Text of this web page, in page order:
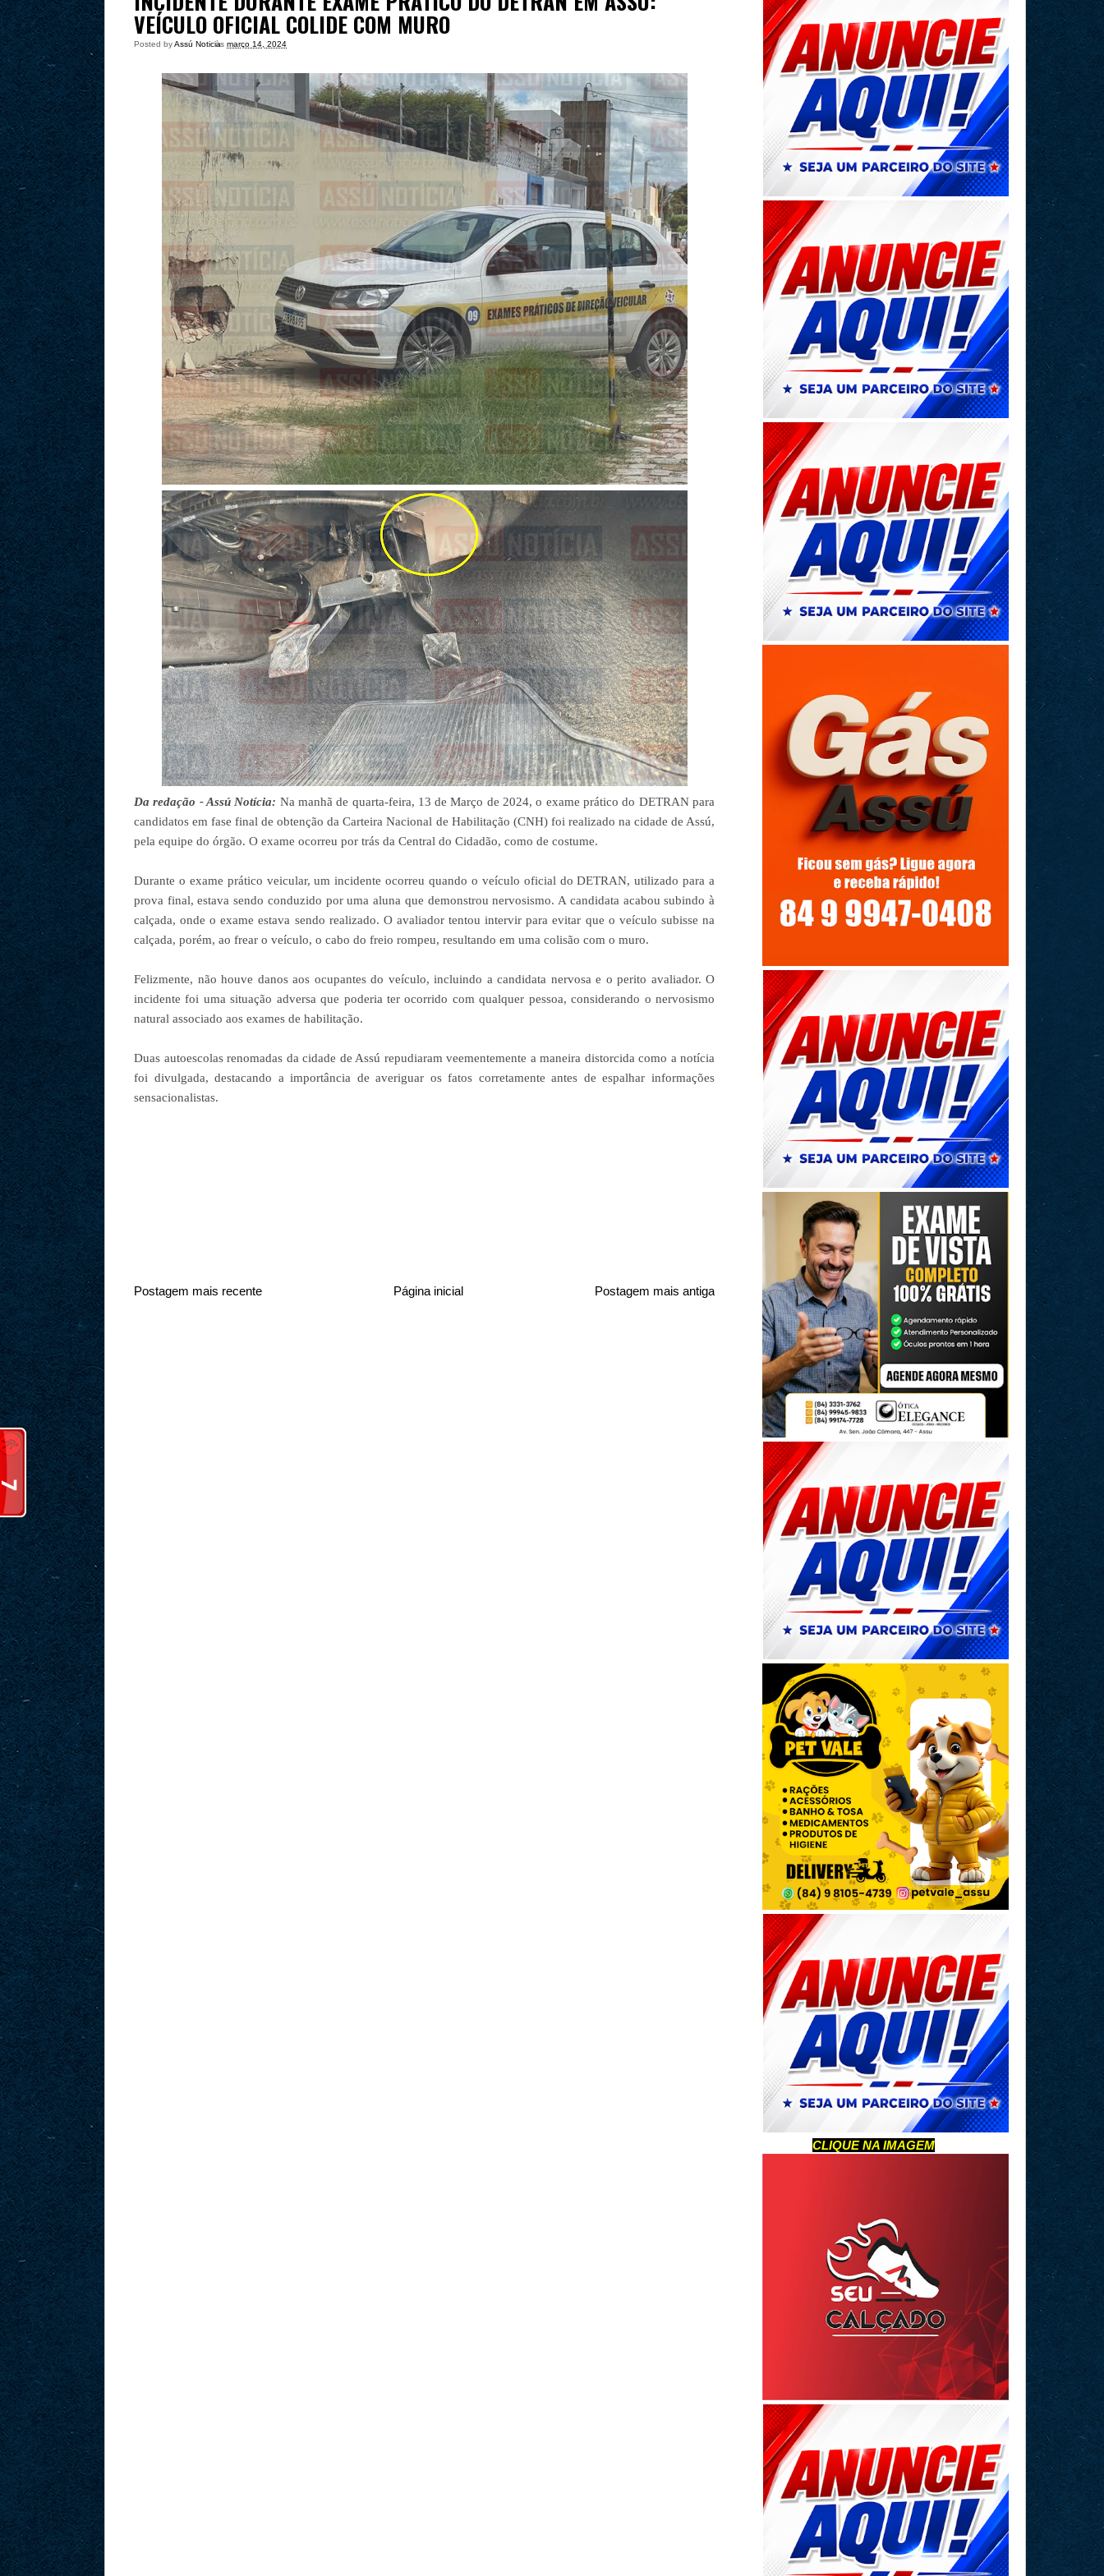
VEÍCULO OFICIAL COLIDE COM MURO
Posted byAssú Noticia
às março 14, 2024
Da redação - Assú Notícia: Na manhã de quarta-feira, 13 de Março de 2024, o exame prático do DETRAN para
candidatos em fase final de obtenção da Carteira Nacional de Habilitação (CNH) foi realizado na cidade de Assú,
pela equipe do órgão. O exame ocorreu por trás da Central do Cidadão, como de costume.
Durante o exame prático veicular, um incidente ocorreu quando o veículo oficial do DETRAN, utilizado para a
prova final, estava sendo conduzido por uma aluna que demonstrou nervosismo. A candidata acabou subindo à
calçada, onde o exame estava sendo realizado. O avaliador tentou intervir para evitar que o veículo subisse na
calçada, porém, ao frear o veículo, o cabo do freio rompeu, resultando em uma colisão com o muro.
Felizmente, não houve danos aos ocupantes do veículo, incluindo a candidata nervosa e o perito avaliador. O
incidente foi uma situação adversa que poderia ter ocorrido com qualquer pessoa, considerando o nervosismo
natural associado aos exames de habilitação.
Duas autoescolas renomadas da cidade de Assú repudiaram veementemente a maneira distorcida como a notícia
foi divulgada, destacando a importância de averiguar os fatos corretamente antes de espalhar informações
sensacionalistas.
Postagem mais recente Postagem mais antiga
Página inicial
CLIQUE NA IMAGEM